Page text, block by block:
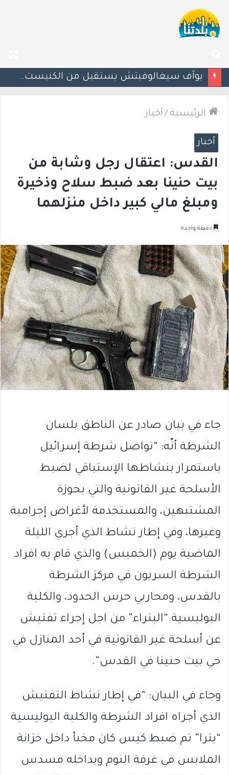
عن
يوآف سيغالوفيتش يستقيل من الكنيست ويغادر “يش عتيد”.. وترقب لوجهته السياسية المقبلة
الرئيسية / أخبار
أخبار
القدس: اعتقال رجل وشابة من
بيت حنينا بعد ضبط سلاح وذخيرة
ومبلغ مالي كبير داخل منزلهما
دقيقة واحدة
جاء في بيان صادر عن الناطق بلسان
الشرطة أنّه: “تواصل شرطة إسرائيل
باستمرار بنشاطها الإستباقي لضبط
الأسلحة غير القانونية والتي بحوزة
المشتبهين، والمستخدمة لأغراض إجرامية
وغيرها، وفي إطار نشاط الذي أجري الليلة
الماضية يوم (الخميس) والذي قام به افراد
الشرطة السريون في مركز الشرطة
بالقدس، ومحاربي حرس الحدود، والكلبة
البوليسية “البتراء” من اجل إجراء تفتيش
عن أسلحة غير القانونية في أحد المنازل في
حي بيت حنينا في القدس”.
وجاء في البيان: “في إطار نشاط التفتيش
الذي أجراه افراد الشرطة والكلبة البوليسية
“بترا” تم ضبط كيس كان مخبأ داخل خزانة
الملابس في غرفة النوم وبداخله مسدس